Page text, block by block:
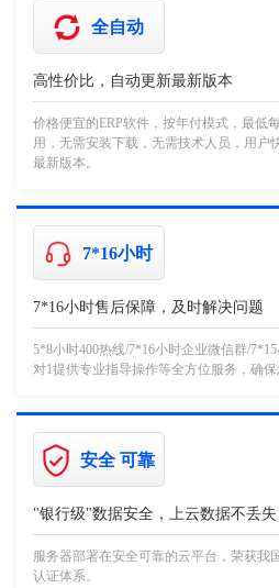
全自动
高性价比，自动更新最新版本
价格便宜的ERP软件，按年付模式，最低
用，无需安装下载，无需技术人员，用户
最新版本。
7*16小时
7*16小时售后保障，及时解决问题
5*8小时400热线/7*16小时企业微信群/
对1提供专业指导操作等全方位服务，确保
安全 可靠
"银行级"数据安全，上云数据不丢失
服务器部署在安全可靠的云平台，荣获我
认证体系。